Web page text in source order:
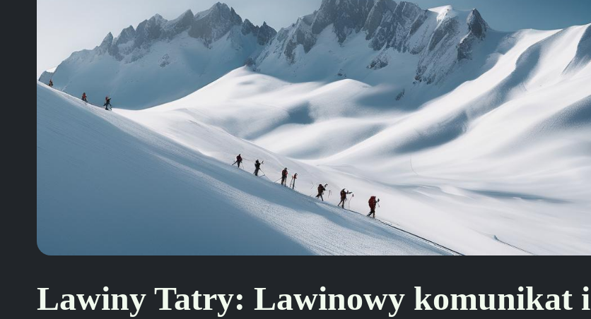
Lawiny Tatry: Lawinowy komunikat i